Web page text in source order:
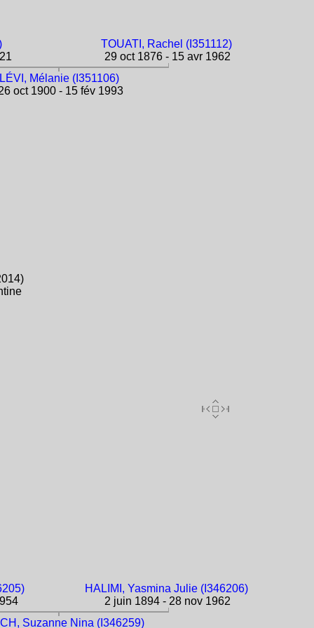
TOUATI, Rachel (I351112)
29 oct 1876 - 15 avr 1962
Mélanie (I351106)
oct 1900 - 15 fév 1993
HALIMI, Yasmina Julie (I346206)
2 juin 1894 - 28 nov 1962
Suzanne Nina (I346259)